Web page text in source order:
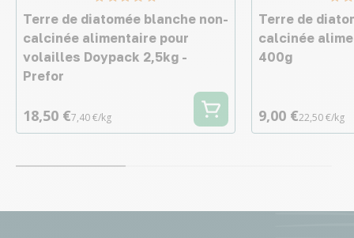
Terre de diatomée blanche non-
calcinée alimentaire pour
volailles Doypack 2,5kg -
Prefor
18,50 €7,40 €/kg
Terre de
calcinée
400g
9,00 €22,50 €/kg